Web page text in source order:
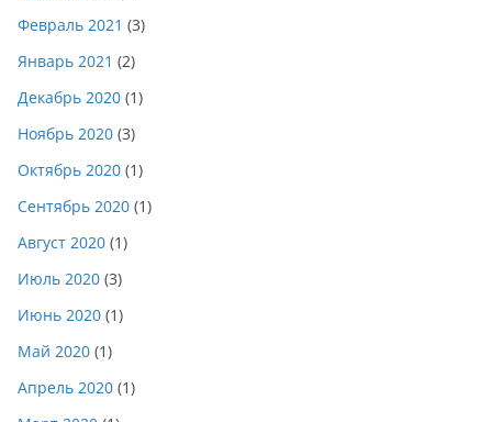
Февраль 2021 (3)
Январь 2021 (2)
Декабрь 2020 (1)
Ноябрь 2020 (3)
Октябрь 2020 (1)
Сентябрь 2020 (1)
Август 2020 (1)
Июль 2020 (3)
Июнь 2020 (1)
Май 2020 (1)
Апрель 2020 (1)